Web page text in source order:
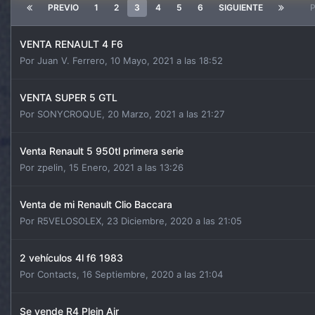
PREVIO 1 2 3 4 5 6 SIGUIENTE
VENTA RENAULT 4 F6
Por Juan V. Ferrero 10 Mayo, 2021 a las 18:52
VENTA SUPER 5 GTL
Por SONYCROQUE 20 Marzo, 2021 a las 21:27
Venta Renault 5 950tl primera serie
Por zpelin 15 Enero, 2021 a las 13:26
Venta de mi Renault Clio Baccara
Por R5VELOSOLEX 23 Diciembre, 2020 a las 21:05
2 vehículos 4l f6 1983
Por Contacts 16 Septiembre, 2020 a las 21:04
Se vende R4 Plein Air